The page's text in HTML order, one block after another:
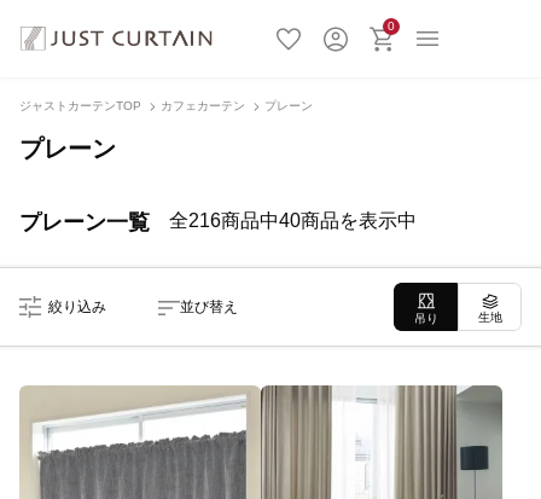
0
ジャストカーテンTOP カフェカーテン プレーン
プレーン
プレーン一覧 全216商品中40商品を表示中
絞り込み 並び替え
吊り 生地